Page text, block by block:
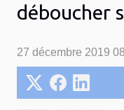
déboucher
27 décembre 2019